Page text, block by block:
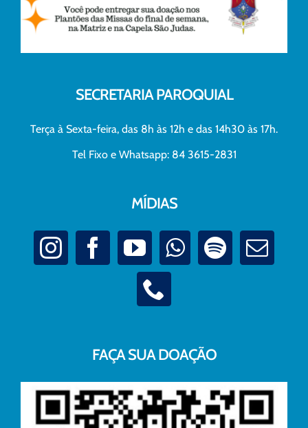
SECRETARIA PAROQUIAL
Terça à Sexta-feira, das 8h às 12h e das 14h30 às 17h.
Tel Fixo e Whatsapp: 84 3615-2831
MÍDIAS
FAÇA SUA DOAÇÃO